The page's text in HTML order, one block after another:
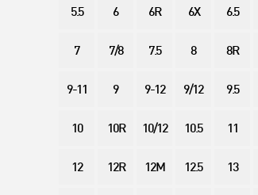
5.5 6 6R 6X 6.5
7 7/8 7.5 8 8R
9-11 9 9-12 9/12 9.5
10 10R 10/12 10.5 11
12 12R 12M 12.5 13